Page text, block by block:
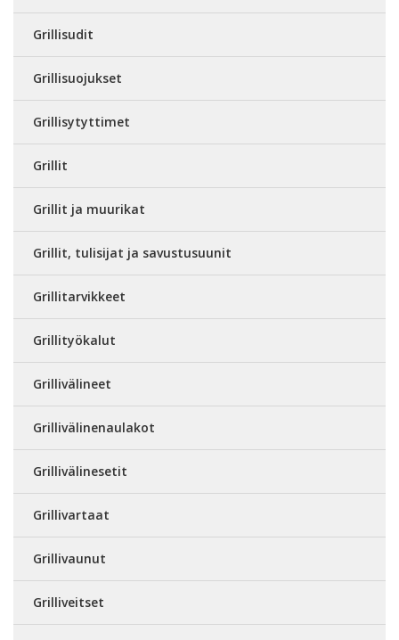
Grillisudit
Grillisuojukset
Grillisytyttimet
Grillit
Grillit ja muurikat
Grillit, tulisijat ja savustusuunit
Grillitarvikkeet
Grillityökalut
Grillivälineet
Grillivälinenaulakot
Grillivälinesetit
Grillivartaat
Grillivaunut
Grilliveitset